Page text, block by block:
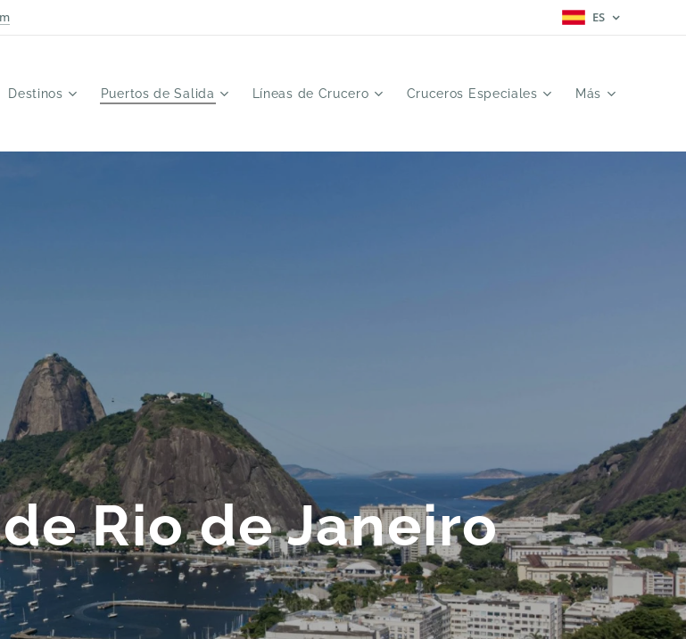
ES
Destinos Puertos de Salida Líneas de Crucero Cruceros Especiales Más
Rio de Janeiro